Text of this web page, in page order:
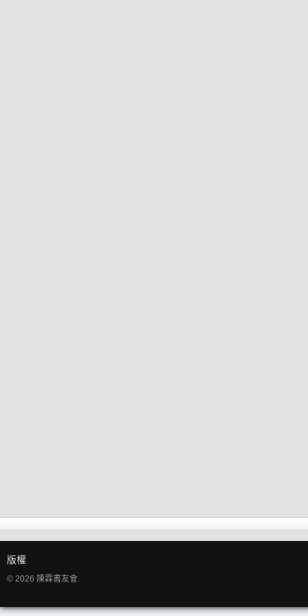
版權
© 2026 陳霖書友會.